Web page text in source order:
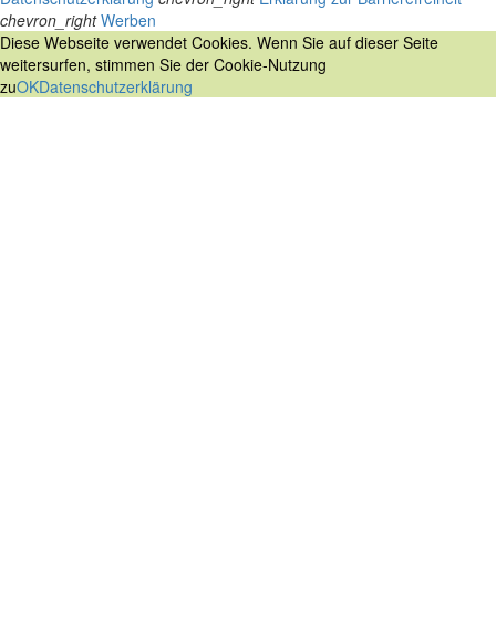
chevron_right Werben
Diese Webseite verwendet Cookies. Wenn Sie auf dieser Seite
weitersurfen, stimmen Sie der Cookie-Nutzung
zuOKDatenschutzerklärung